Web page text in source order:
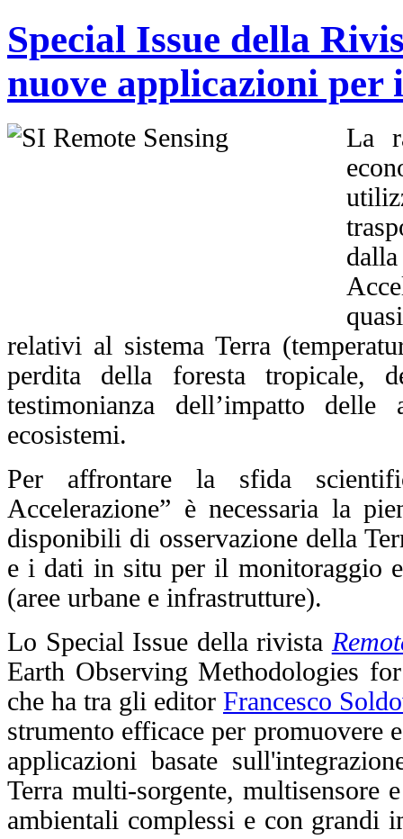
Special Issue della
nuove applicazioni
La
relativi al sistema Terra
perdita della foresta tropicale,
testimonianza dell’impatto
ecosistemi.
Per affrontare la sfida
Accelerazione” è necessaria la
disponibili di osservazione della
e i dati in situ per il monitoraggio
(aree urbane e infrastrutture).
Lo Special Issue della rivista
Earth Observing Methodologies
che ha tra gli editor Francesco
strumento efficace per promuovere
applicazioni basate
Terra multi-sorgente,
ambientali complessi e con grandi